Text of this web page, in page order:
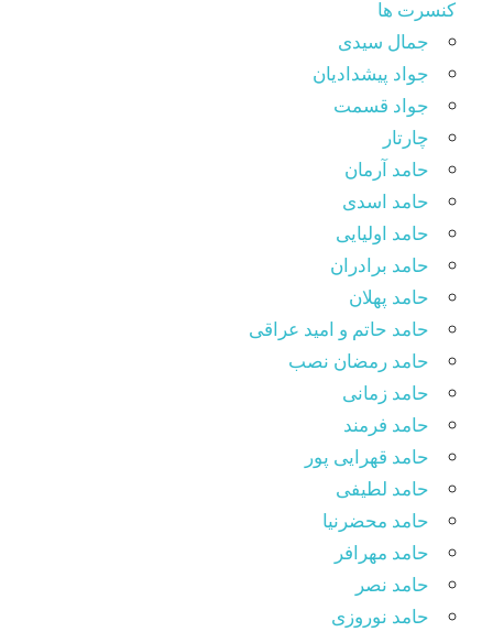
کنسرت ها
جمال سیدی
جواد پیشدادیان
جواد قسمت
چارتار
حامد آرمان
حامد اسدی
حامد اولیایی
حامد برادران
حامد پهلان
حامد حاتم و امید عراقی
حامد رمضان نصب
حامد زمانی
حامد فرمند
حامد قهرایی پور
حامد لطیفی
حامد محضرنیا
حامد مهرافر
حامد نصر
حامد نوروزی